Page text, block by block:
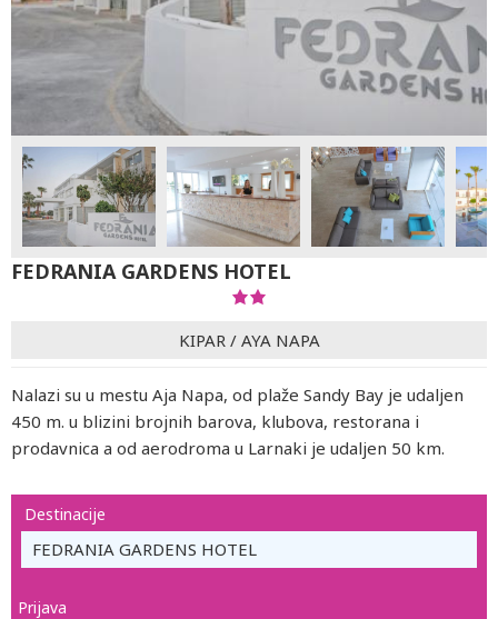
FEDRANIA GARDENS HOTEL
KIPAR / AYA NAPA
Nalazi su u mestu Aja Napa, od plaže Sandy Bay je udaljen
450 m. u blizini brojnih barova, klubova, restorana i
prodavnica a od aerodroma u Larnaki je udaljen 50 km.
Destinacije
FEDRANIA GARDENS HOTEL
Prijava